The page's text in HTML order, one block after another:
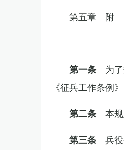
第五章
第一条 为
《征兵工作条例
第二条 本
第三条 兵